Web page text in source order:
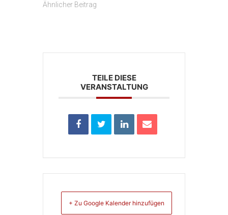
Ähnlicher Beitrag
TEILE DIESE
VERANSTALTUNG
+ Zu Google Kalender hinzufügen